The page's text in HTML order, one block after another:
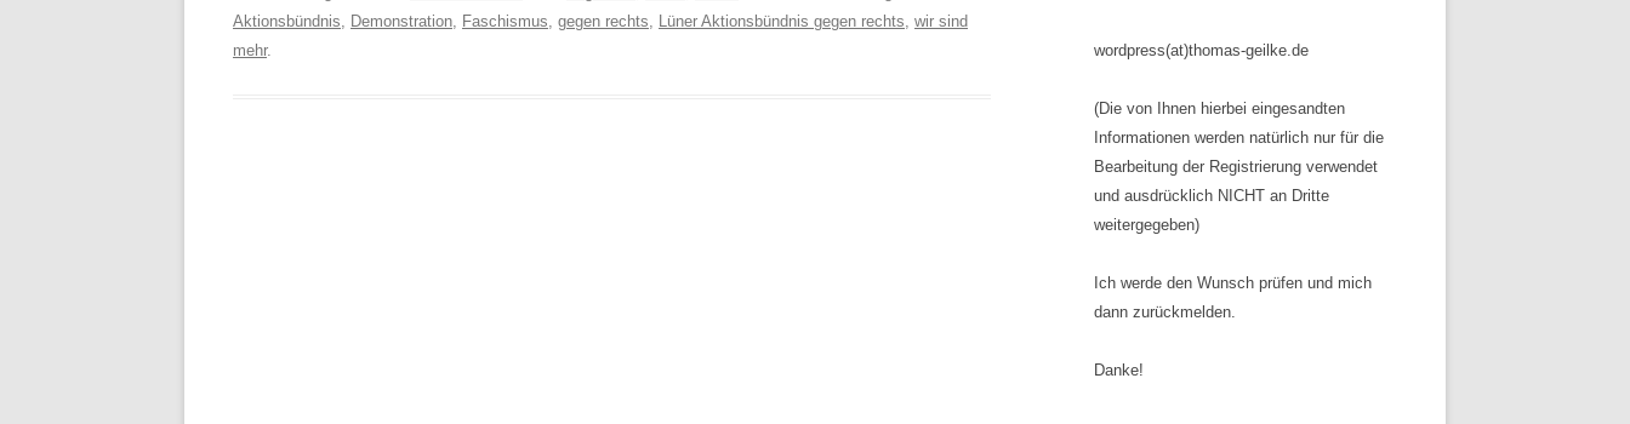
Aktionsbündnis, Demonstration, Faschismus, gegen rechts, Lüner Aktionsbündnis gegen rechts, wir sind
mehr. wordpress(at)thomas-geilke.de
(Die von Ihnen hierbei eingesandten
Informationen werden natürlich nur für die
Bearbeitung der Registrierung verwendet
und ausdrücklich NICHT an Dritte
weitergegeben)
Ich werde den Wunsch prüfen und mich
dann zurückmelden.
Danke!